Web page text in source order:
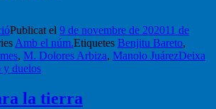
Publicat el 9 de novembre de 202011 de
Amb el núm.Etiquetes Benjitu Bareto,
, M. Dolores Arbiza, Manolo JuárezDeixa
y duelos
la tierra